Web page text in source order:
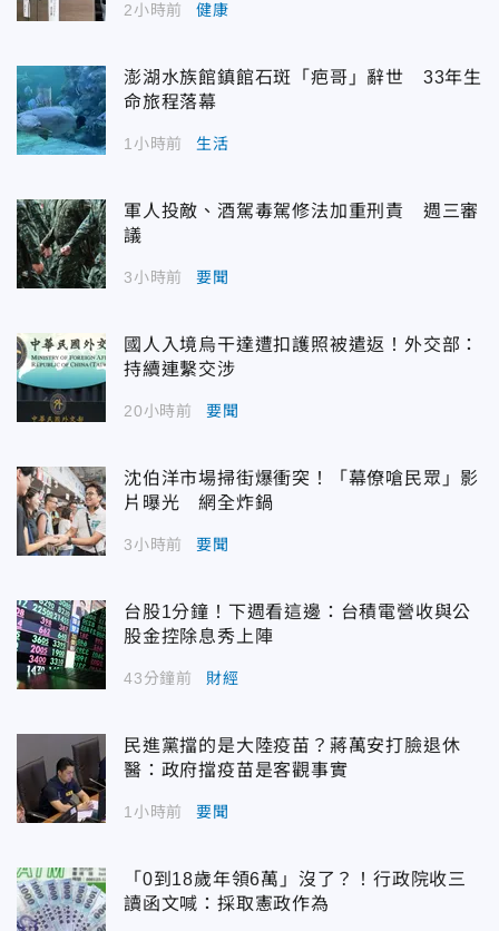
2小時前 健康
澎湖水族館鎮館石斑「疤哥」辭世 33年生
命旅程落幕
1小時前 生活
軍人投敵、酒駕毒駕修法加重刑責 週三審
議
3小時前 要聞
國人入境烏干達遭扣護照被遣返！外交部：
持續連繫交涉
20小時前 要聞
沈伯洋市場掃街爆衝突！「幕僚嗆民眾」影
片曝光 網全炸鍋
3小時前 要聞
台股1分鐘！下週看這邊：台積電營收與公
股金控除息秀上陣
43分鐘前 財經
民進黨擋的是大陸疫苗？蔣萬安打臉退休
醫：政府擋疫苗是客觀事實
1小時前 要聞
「0到18歲年領6萬」沒了？！行政院收三
讀函文喊：採取憲政作為